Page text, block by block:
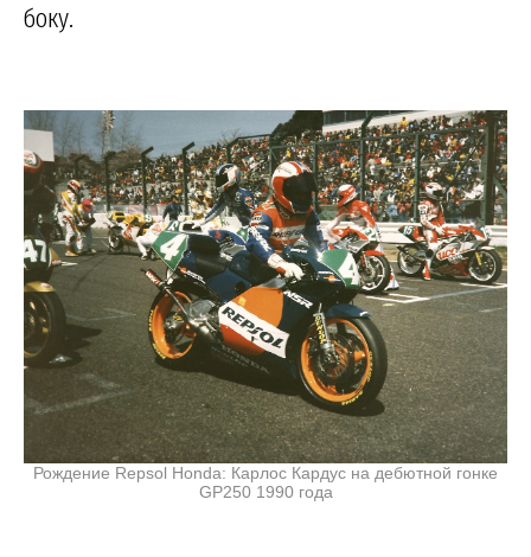
боку.
Рождение Repsol Honda: Карлос Кардус на дебютной гонке
GP250 1990 года